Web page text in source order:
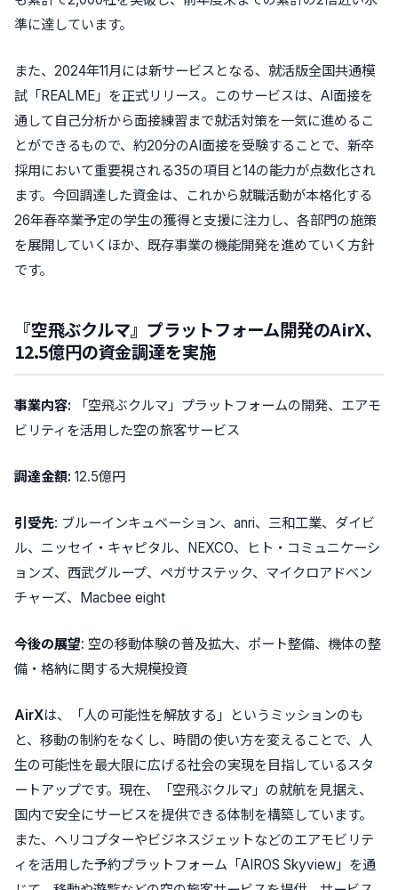
準に達しています。
また、2024年11月には新サービスとなる、就活版全国共通模
試 「REALME」 を正式リリース。このサービスは、 AI面接を
通して自己分析から面接練習まで就活対策を一気に進めるこ
とができるもので、約20分のAI面接を受験することで、新卒
採用において重要視される35の項目と14の能力が点数化され
ます。今回調達した資金は、これから就職活動が本格化する
26年春卒業予定の学生の獲得と支援に注力し、各部門の施策
を展開していくほか、既存事業の機能開発を進めていく方針
です。
『空飛ぶクルマ』プラットフォーム開発のAirX、
12.5億円の資金調達を実施
事業内容: 「空飛ぶクルマ」プラットフォームの開発、エアモ
ビリティを活用した空の旅客サービス
調達金額: 12.5億円
引受先: ブルーインキュベーション、anri、三和工業、ダイビ
ル、ニッセイ・キャピタル、NEXCO、ヒト・コミュニケーシ
ョンズ、西武グループ、ペガサステック、マイクロアドベン
チャーズ、Macbee eight
今後の展望: 空の移動体験の普及拡大、ポート整備、機体の整
備・格納に関する大規模投資
AirXは、「人の可能性を解放する」というミッションのも
と、移動の制約をなくし、時間の使い方を変えることで、人
生の可能性を最大限に広げる社会の実現を目指しているスタ
ートアップです。現在、
「空飛ぶクルマ」 の就航を見据え、
国内で安全にサービスを提供できる体制を構築しています。
また、ヘリコプターやビジネスジェットなどのエアモビリテ
ィを活用した予約プラットフォーム 「AIROS Skyview」 を通